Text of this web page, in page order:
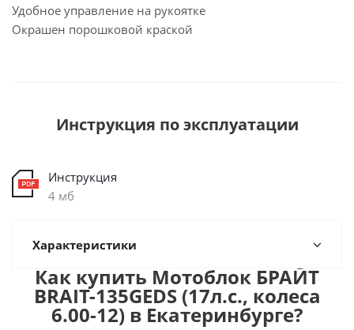
Удобное управление на рукоятке
Окрашен порошковой краской
Инструкция по эксплуатации
Инструкция
4 мб
Характеристики
Как купить Мотоблок БРАЙТ
BRAIT-135GEDS (17л.с., колеса
6.00-12) в Екатеринбурге?